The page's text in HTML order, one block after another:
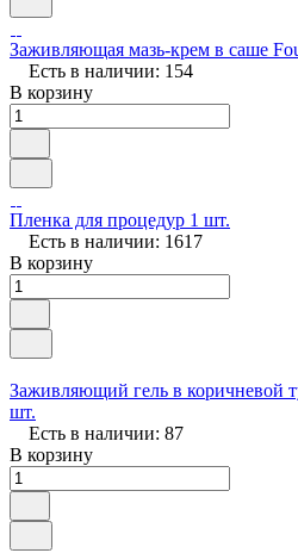
Заживляющая мазь-крем в саше
Есть в наличии: 154
В корзину
Пленка для процедур 1 шт.
Есть в наличии: 1617
В корзину
Заживляющий гель в коричневой
шт.
Есть в наличии: 87
В корзину